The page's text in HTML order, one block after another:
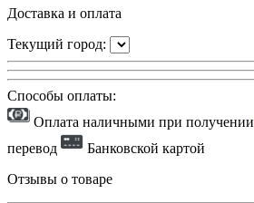
Доставка и оплата
Текущий город:
Способы оплаты:
Оплата наличными при получении
перевод
Банковской картой
Отзывы о товаре